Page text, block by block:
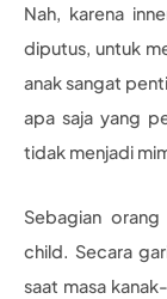
Nah, karena
diputus, untuk
anak sangat
apa saja yang
tidak menjadi
Sebagian
child. Secara
saat masa